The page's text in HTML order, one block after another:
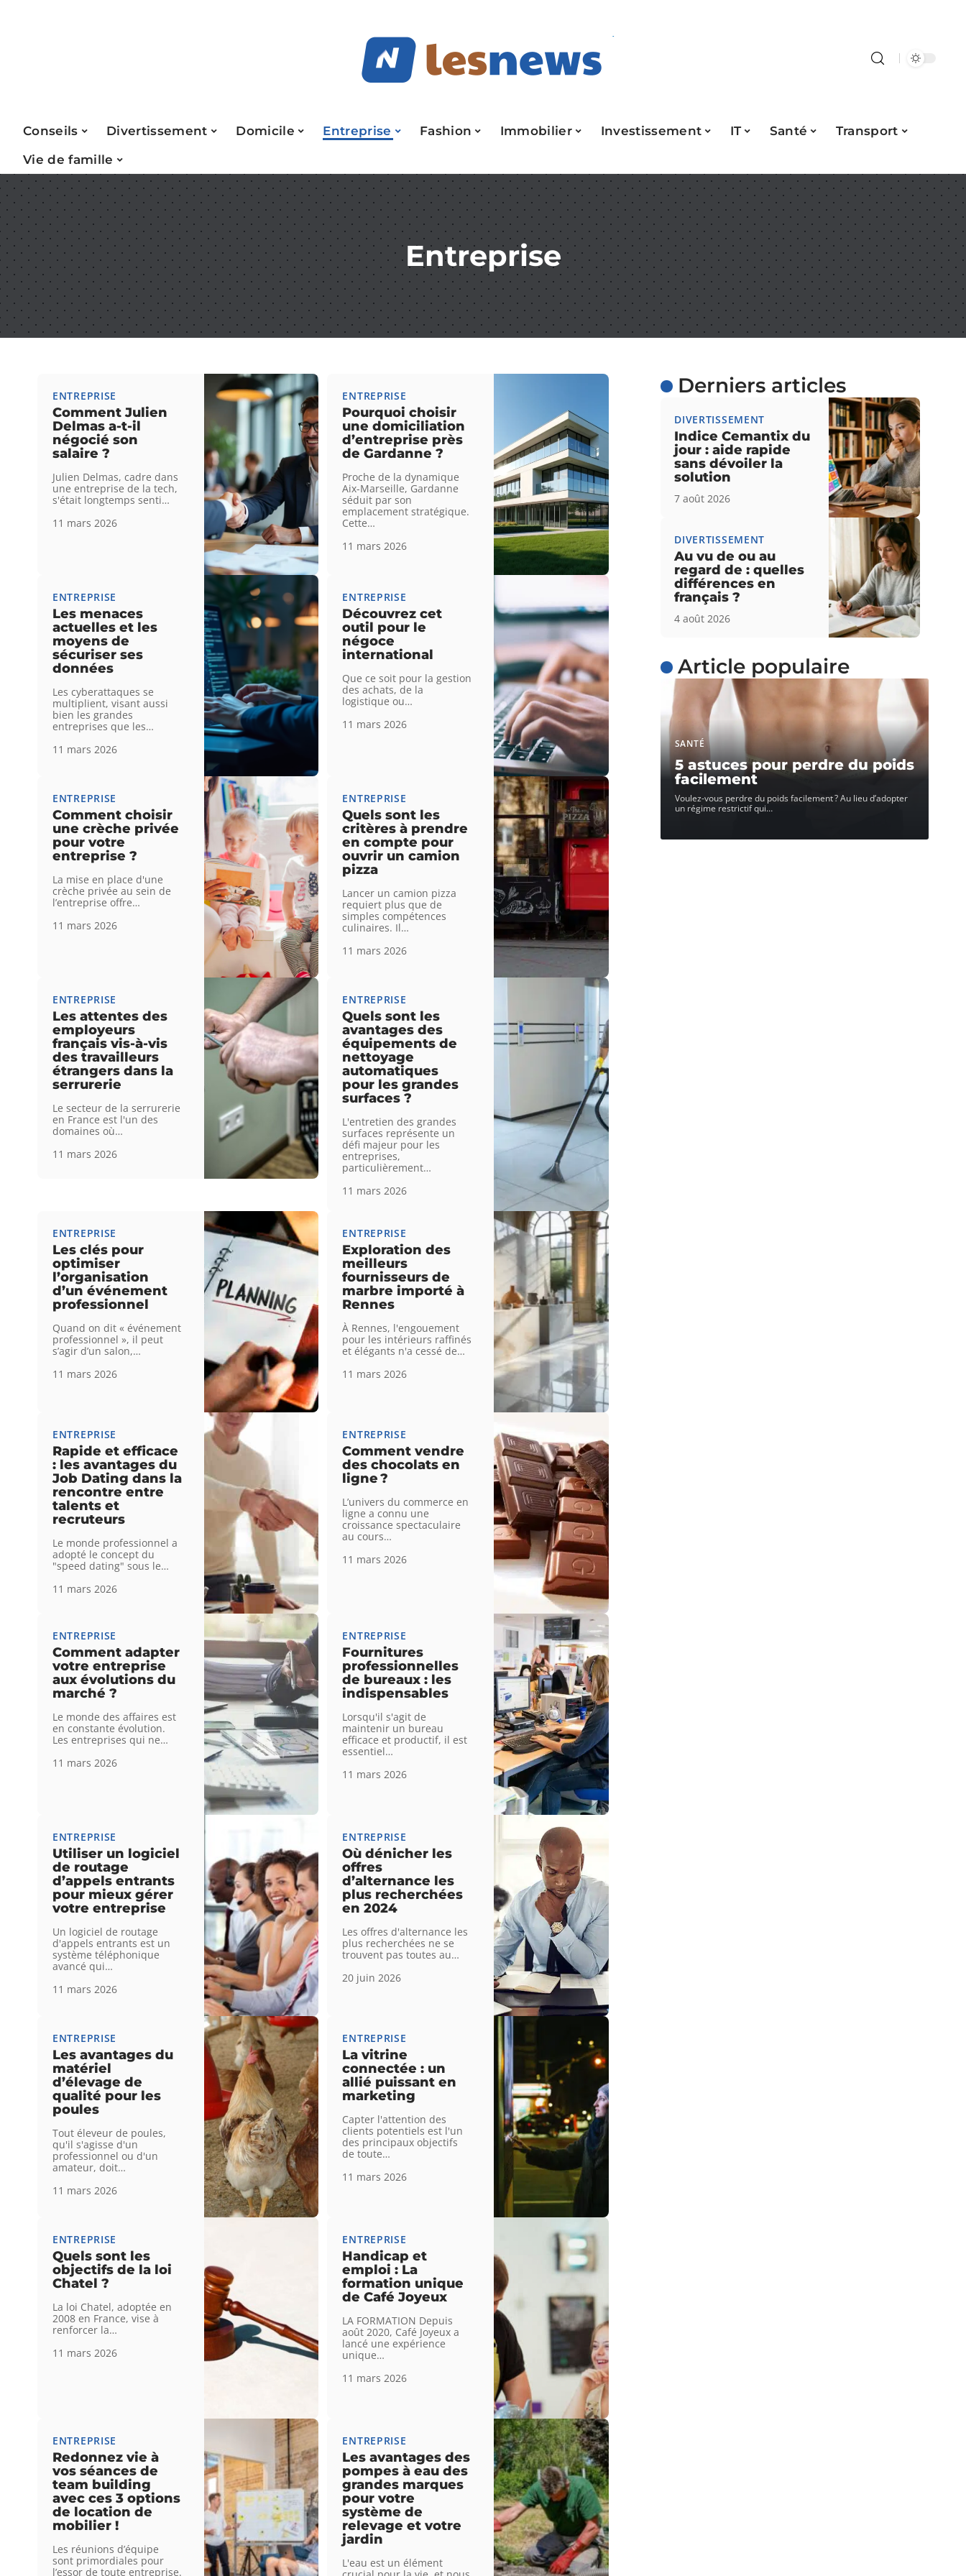
Conseils Divertissement Domicile Entreprise Fashion Immobilier Investissement IT Santé
Transport
Vie de famille
Entreprise
ENTREPRISE
Comment Julien
Delmas a-t-il
négocié son
salaire ?
Julien Delmas, cadre dans
une entreprise de la tech,
s'était longtemps senti…
11 mars 2026
ENTREPRISE
Pourquoi choisir
une domiciliation
d’entreprise près
de Gardanne ?
Proche de la dynamique
Aix-Marseille, Gardanne
séduit par son
emplacement stratégique.
Cette…
11 mars 2026
ENTREPRISE
Les menaces
actuelles et les
moyens de
sécuriser ses
données
Les cyberattaques se
multiplient, visant aussi
bien les grandes
entreprises que les…
11 mars 2026
ENTREPRISE
Découvrez cet
outil pour le
négoce
international
Que ce soit pour la gestion
des achats, de la
logistique ou…
11 mars 2026
ENTREPRISE
Comment choisir
une crèche privée
pour votre
entreprise ?
La mise en place d'une
crèche privée au sein de
l’entreprise offre…
11 mars 2026
ENTREPRISE
Quels sont les
critères à prendre
en compte pour
ouvrir un camion
pizza
Lancer un camion pizza
requiert plus que de
simples compétences
culinaires. Il…
11 mars 2026
ENTREPRISE
Les attentes des
employeurs
français vis-à-vis
des travailleurs
étrangers dans la
serrurerie
Le secteur de la serrurerie
en France est l'un des
domaines où…
11 mars 2026
ENTREPRISE
Quels sont les
avantages des
équipements de
nettoyage
automatiques
pour les grandes
surfaces ?
L'entretien des grandes
surfaces représente un
défi majeur pour les
entreprises,
particulièrement…
11 mars 2026
ENTREPRISE
Les clés pour
optimiser
l’organisation
d’un événement
professionnel
Quand on dit « événement
professionnel », il peut
s’agir d’un salon,…
11 mars 2026
ENTREPRISE
Exploration des
meilleurs
fournisseurs de
marbre importé à
Rennes
À Rennes, l'engouement
pour les intérieurs raffinés
et élégants n'a cessé de…
11 mars 2026
ENTREPRISE
Rapide et efficace
: les avantages du
Job Dating dans la
rencontre entre
talents et
recruteurs
Le monde professionnel a
adopté le concept du
"speed dating" sous le…
11 mars 2026
ENTREPRISE
Comment vendre
des chocolats en
ligne ?
L’univers du commerce en
ligne a connu une
croissance spectaculaire
au cours…
11 mars 2026
ENTREPRISE
Comment adapter
votre entreprise
aux évolutions du
marché ?
Le monde des affaires est
en constante évolution.
Les entreprises qui ne…
11 mars 2026
ENTREPRISE
Fournitures
professionnelles
de bureaux : les
indispensables
Lorsqu'il s'agit de
maintenir un bureau
efficace et productif, il est
essentiel…
11 mars 2026
ENTREPRISE
Utiliser un logiciel
de routage
d’appels entrants
pour mieux gérer
votre entreprise
Un logiciel de routage
d'appels entrants est un
système téléphonique
avancé qui…
11 mars 2026
ENTREPRISE
Où dénicher les
offres
d’alternance les
plus recherchées
en 2024
Les offres d'alternance les
plus recherchées ne se
trouvent pas toutes au…
20 juin 2026
ENTREPRISE
Les avantages du
matériel
d’élevage de
qualité pour les
poules
Tout éleveur de poules,
qu'il s'agisse d'un
professionnel ou d'un
amateur, doit…
11 mars 2026
ENTREPRISE
La vitrine
connectée : un
allié puissant en
marketing
Capter l'attention des
clients potentiels est l'un
des principaux objectifs
de toute…
11 mars 2026
ENTREPRISE
Quels sont les
objectifs de la loi
Chatel ?
La loi Chatel, adoptée en
2008 en France, vise à
renforcer la…
11 mars 2026
ENTREPRISE
Handicap et
emploi : La
formation unique
de Café Joyeux
LA FORMATION Depuis
août 2020, Café Joyeux a
lancé une expérience
unique…
11 mars 2026
ENTREPRISE
Redonnez vie à
vos séances de
team building
avec ces 3 options
de location de
mobilier !
Les réunions d’équipe
sont primordiales pour
l’essor de toute entreprise.
ENTREPRISE
Les avantages des
pompes à eau des
grandes marques
pour votre
système de
relevage et votre
jardin
L'eau est un élément
Derniers articles
DIVERTISSEMENT
Indice Cemantix du
jour : aide rapide
sans dévoiler la
solution
7 août 2026
DIVERTISSEMENT
Au vu de ou au
regard de : quelles
différences en
français ?
4 août 2026
Article populaire
SANTÉ
5 astuces pour perdre du poids
facilement
Voulez-vous perdre du poids facilement ? Au lieu d’adopter
un régime restrictif qui…